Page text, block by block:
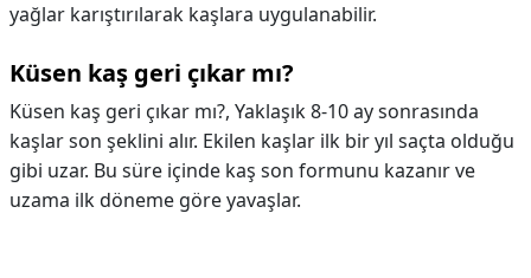
yağlar karıştırılarak kaşlara uygulanabilir.
Küsen kaş geri çıkar mı?
Küsen kaş geri çıkar mı?, Yaklaşık 8-10 ay sonrasında
kaşlar son şeklini alır. Ekilen kaşlar ilk bir yıl saçta olduğu
gibi uzar. Bu süre içinde kaş son formunu kazanır ve
uzama ilk döneme göre yavaşlar.